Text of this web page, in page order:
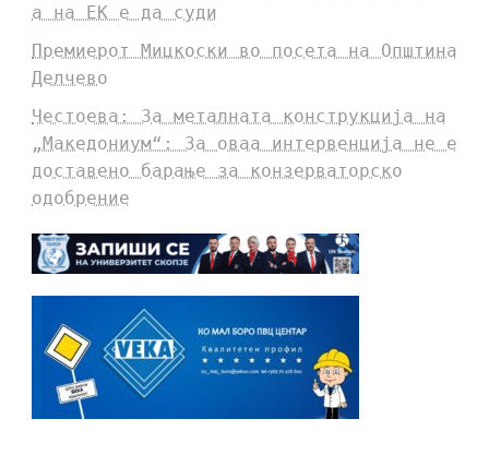
а на ЕК е да суди
Премиерот Мицкоски во посета на Општина
Делчево
Честоева: За металната конструкција на
„Македониум“: За оваа интервенција не е
доставено барање за конзерваторско
одобрение